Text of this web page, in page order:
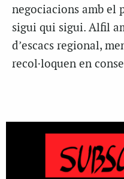
negociacions amb el
sigui qui sigui. Alfil
d’escacs regional,
recol·loquen en